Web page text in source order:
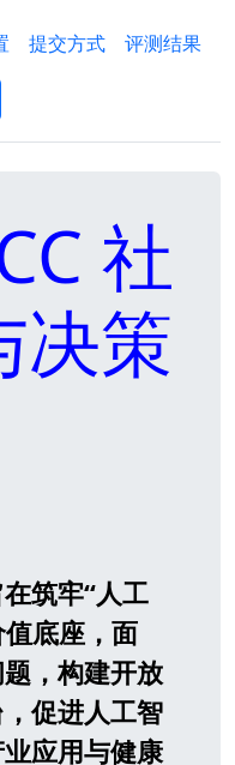
提交方式 评测结果
社
决策
筑牢“人工
底座，面
，构建开放
促进人工智
应用与健康